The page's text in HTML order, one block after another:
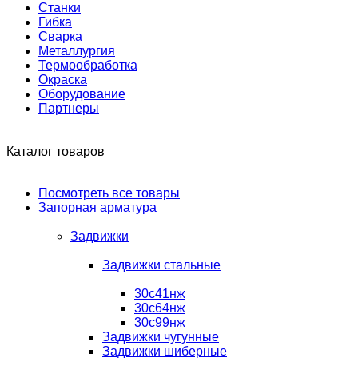
Станки
Гибка
Сварка
Металлургия
Термообработка
Окраска
Оборудование
Партнеры
Каталог товаров
Посмотреть все товары
Запорная арматура
Задвижки
Задвижки стальные
30с41нж
30с64нж
30с99нж
Задвижки чугунные
Задвижки шиберные